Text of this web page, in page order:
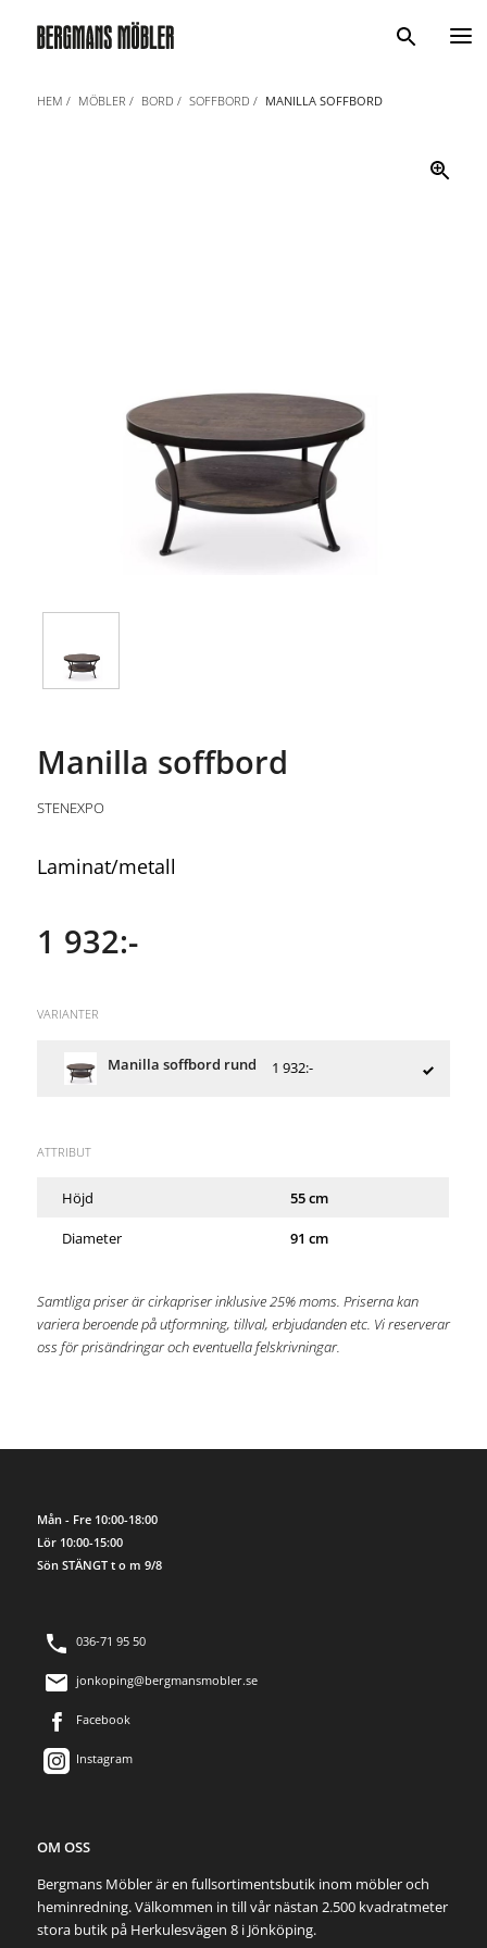
Sök
HEM MÖBLER BORD SOFFBORD MANILLA SOFFBORD
Manilla soffbord
STENEXPO
Laminat/metall
1 932:-
VARIANTER
Manilla soffbord rund 1 932:-
ATTRIBUT
Höjd 55 cm
Diameter 91 cm
Samtliga priser är cirkapriser inklusive 25% moms. Priserna kan
variera beroende på utformning, tillval, erbjudanden etc. Vi reserverar
oss för prisändringar och eventuella felskrivningar.
Mån - Fre 10:00-18:00
Lör 10:00-15:00
Sön STÄNGT t o m 9/8
036-71 95 50
jonkoping@bergmansmobler.se
Facebook
Instagram
OM OSS
Bergmans Möbler är en fullsortimentsbutik inom möbler och
heminredning. Välkommen in till vår nästan 2.500 kvadratmeter
stora butik på Herkulesvägen 8 i Jönköping.